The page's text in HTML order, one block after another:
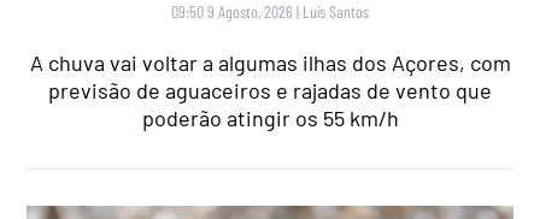
09:50 9 Agosto, 2026 | Luís Santos
A chuva vai voltar a algumas ilhas dos Açores, com
previsão de aguaceiros e rajadas de vento que
poderão atingir os 55 km/h